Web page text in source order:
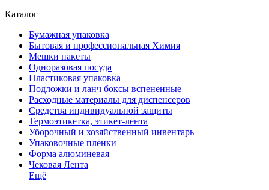
Каталог
Бумажная упаковка
Бытовая и профессиональная Химия
Мешки пакеты
Одноразовая посуда
Пластиковая упаковка
Подложки и ланч боксы вспененные
Расходные материалы для диспенсеров
Средства индивидуальной защиты
Термоэтикетка, этикет-лента
Уборочный и хозяйственный инвентарь
Упаковочные пленки
Форма алюминевая
Чековая Лента
Ещё